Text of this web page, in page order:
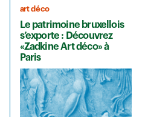
art déco
Le patrimoine bruxellois
s’exporte : Découvrez
«Zadkine Art déco» à
Paris